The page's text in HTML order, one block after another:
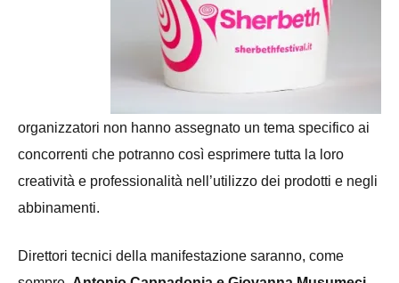
organizzatori non hanno assegnato un tema specifico ai
concorrenti che potranno così esprimere tutta la loro
creatività e professionalità nell’utilizzo dei prodotti e negli
abbinamenti.
Direttori tecnici della manifestazione saranno, come